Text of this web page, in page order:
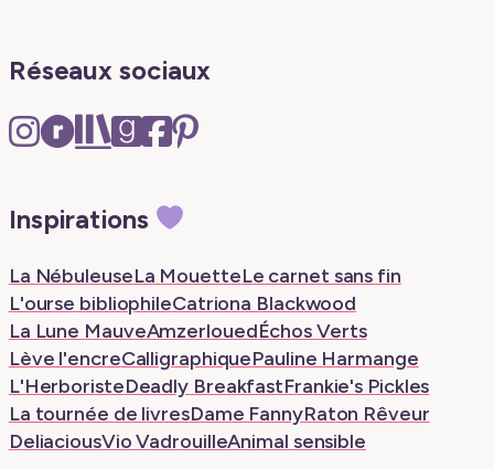
Réseaux sociaux
Instagram
tab
Ravelry
tab
The
New
Goodreads
tab
Facebook
tab
Pinterest
Inspirations
La NébuleuseLa MouetteLe carnet sans fin
L'ourse bibliophileCatriona Blackwood
La Lune MauveAmzerlouedÉchos Verts
Lève l'encreCalligraphiquePauline Harmange
L'HerboristeDeadly BreakfastFrankie's Pickles
La tournée de livresDame FannyRaton Rêveur
DeliaciousVio VadrouilleAnimal sensible